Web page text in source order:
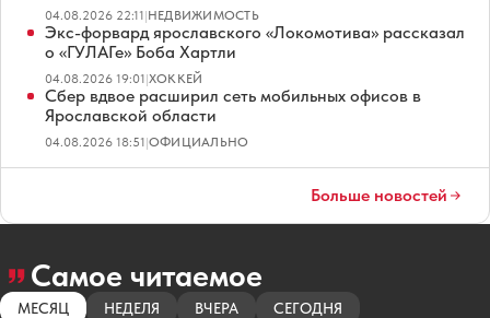
04.08.2026 22:11|НЕДВИЖИМОСТЬ
Экс-форвард ярославского «Локомотива» рассказал
о «ГУЛАГе» Боба Хартли
04.08.2026 19:01|ХОККЕЙ
Сбер вдвое расширил сеть мобильных офисов в
Ярославской области
04.08.2026 18:51|ОФИЦИАЛЬНО
Больше новостей
Самое читаемое
МЕСЯЦ НЕДЕЛЯ ВЧЕРА СЕГОДНЯ